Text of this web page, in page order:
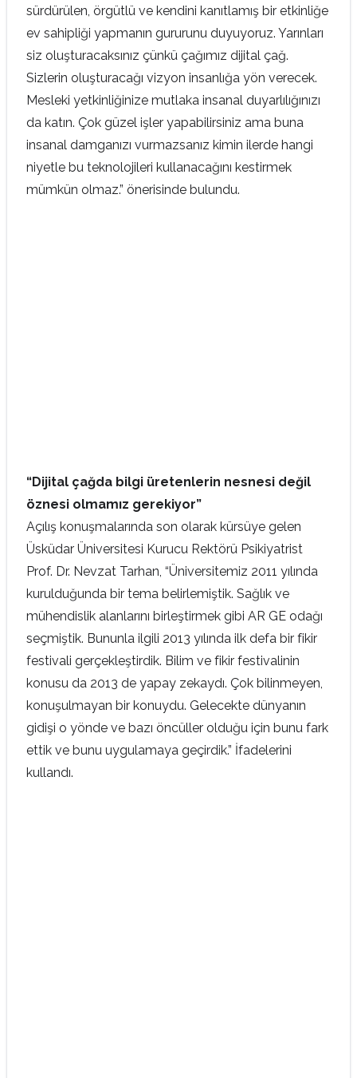
sürdürülen, örgütlü ve kendini kanıtlamış bir etkinliğe
ev sahipliği yapmanın gururunu duyuyoruz. Yarınları
siz oluşturacaksınız çünkü çağımız dijital çağ.
Sizlerin oluşturacağı vizyon insanlığa yön verecek.
Mesleki yetkinliğinize mutlaka insanal duyarlılığınızı
da katın. Çok güzel işler yapabilirsiniz ama buna
insanal damganızı vurmazsanız kimin ilerde hangi
niyetle bu teknolojileri kullanacağını kestirmek
mümkün olmaz.” önerisinde bulundu.
“Dijital çağda bilgi üretenlerin nesnesi değil
öznesi olmamız gerekiyor”
Açılış konuşmalarında son olarak kürsüye gelen
Üsküdar Üniversitesi Kurucu Rektörü Psikiyatrist
Prof. Dr. Nevzat Tarhan, “Üniversitemiz 2011 yılında
kurulduğunda bir tema belirlemiştik. Sağlık ve
mühendislik alanlarını birleştirmek gibi AR GE odağı
seçmiştik. Bununla ilgili 2013 yılında ilk defa bir fikir
festivali gerçekleştirdik. Bilim ve fikir festivalinin
konusu da 2013 de yapay zekaydı. Çok bilinmeyen,
konuşulmayan bir konuydu. Gelecekte dünyanın
gidişi o yönde ve bazı öncüller olduğu için bunu fark
ettik ve bunu uygulamaya geçirdik.” İfadelerini
kullandı.